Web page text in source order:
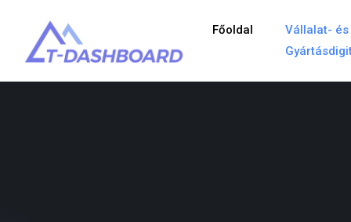
Főoldal
Vállalat- és